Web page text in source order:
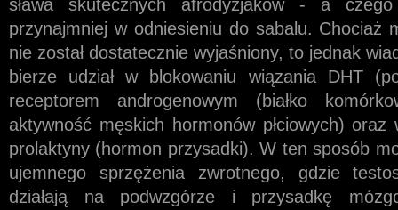
sława skutecznych afrodyzjaków - a czego
przynajmniej w odniesieniu do sabalu. Chociaż
nie został dostatecznie wyjaśniony, to jednak
bierze udział w blokowaniu wiązania DHT
receptorem androgenowym (białko
aktywność męskich hormonów płciowych)
prolaktyny (hormon przysadki). W ten sposób
ujemnego sprzężenia zwrotnego, gdzie
działają na podwzgórze i przysadkę